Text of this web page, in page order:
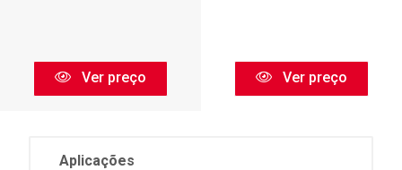
Ver preço Ver preço
Aplicações